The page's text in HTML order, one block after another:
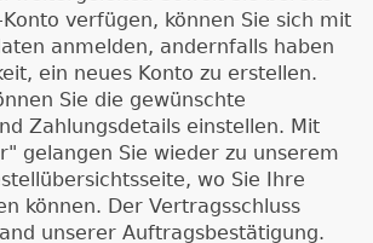
Konto verfügen, können Sie sich mit
anmelden, andernfalls haben
ein neues Konto zu erstellen.
Sie die gewünschte
Zahlungsdetails einstellen. Mit
gelangen Sie wieder zu unserem
wo Sie Ihre
können. Der Vertragsschluss
unserer Auftragsbestätigung.